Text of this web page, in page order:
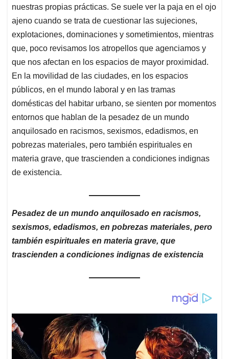
nuestras propias prácticas. Se suele ver la paja en el ojo
ajeno cuando se trata de cuestionar las sujeciones,
explotaciones, dominaciones y sometimientos, mientras
que, poco revisamos los atropellos que agenciamos y
que nos afectan en los espacios de mayor proximidad.
En la movilidad de las ciudades, en los espacios
públicos, en el mundo laboral y en las tramas
domésticas del habitar urbano, se sienten por momentos
entornos que hablan de la pesadez de un mundo
anquilosado en racismos, sexismos, edadismos, en
pobrezas materiales, pero también espirituales en
materia grave, que trascienden a condiciones indignas
de existencia.
Pesadez de un mundo anquilosado en racismos,
sexismos, edadismos, en pobrezas materiales, pero
también espirituales en materia grave, que
trascienden a condiciones indignas de existencia